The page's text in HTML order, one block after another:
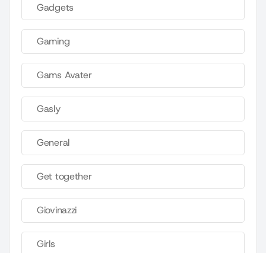
Gadgets
Gaming
Gams Avater
Gasly
General
Get together
Giovinazzi
Girls